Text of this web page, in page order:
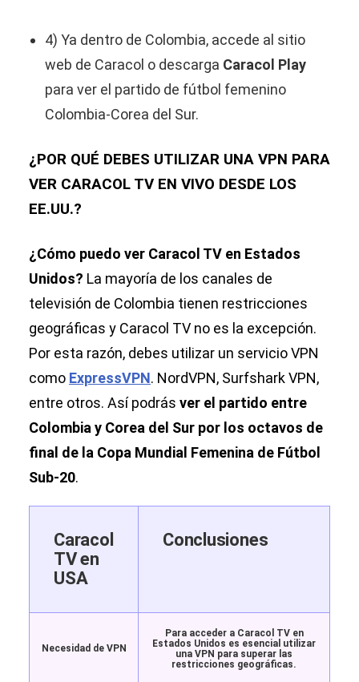
4) Ya dentro de Colombia, accede al sitio
web de Caracol o descarga Caracol Play
para ver el partido de fútbol femenino
Colombia-Corea del Sur.
¿POR QUÉ DEBES UTILIZAR UNA VPN PARA
VER CARACOL TV EN VIVO DESDE LOS
EE.UU.?
¿Cómo puedo ver Caracol TV en Estados
Unidos? La mayoría de los canales de
televisión de Colombia tienen restricciones
geográficas y Caracol TV no es la excepción.
Por esta razón, debes utilizar un servicio VPN
como ExpressVPN. NordVPN, Surfshark VPN,
entre otros. Así podrás ver el partido entre
Colombia y Corea del Sur por los octavos de
final de la Copa Mundial Femenina de Fútbol
Sub-20.
Caracol
TV en
USA
Conclusiones
Necesidad de VPN
Para acceder a Caracol TV en
Estados Unidos es esencial utilizar
una VPN para superar las
restricciones geográficas.